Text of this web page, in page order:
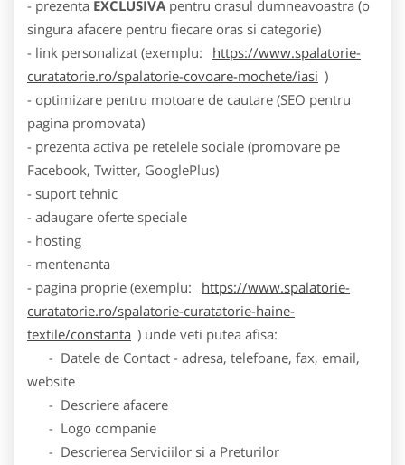
- prezenta EXCLUSIVApentru orasul dumneavoastra (o
singura afacere pentru fiecare oras si categorie)
- link personalizat (exemplu:
https://www.spalatorie-
curatatorie.ro/spalatorie-covoare-mochete/iasi )
- optimizare pentru motoare de cautare (SEO pentru
pagina promovata)
- prezenta activa pe retelele sociale (promovare pe
Facebook, Twitter, GooglePlus)
- suport tehnic
- adaugare oferte speciale
- hosting
- mentenanta
- pagina proprie (exemplu:
https://www.spalatorie-
curatatorie.ro/spalatorie-curatatorie-haine-
textile/constanta ) unde veti putea afisa:
- Datele de Contact - adresa, telefoane, fax, email,
website
- Descriere afacere
- Logo companie
- Descrierea Serviciilor si a Preturilor